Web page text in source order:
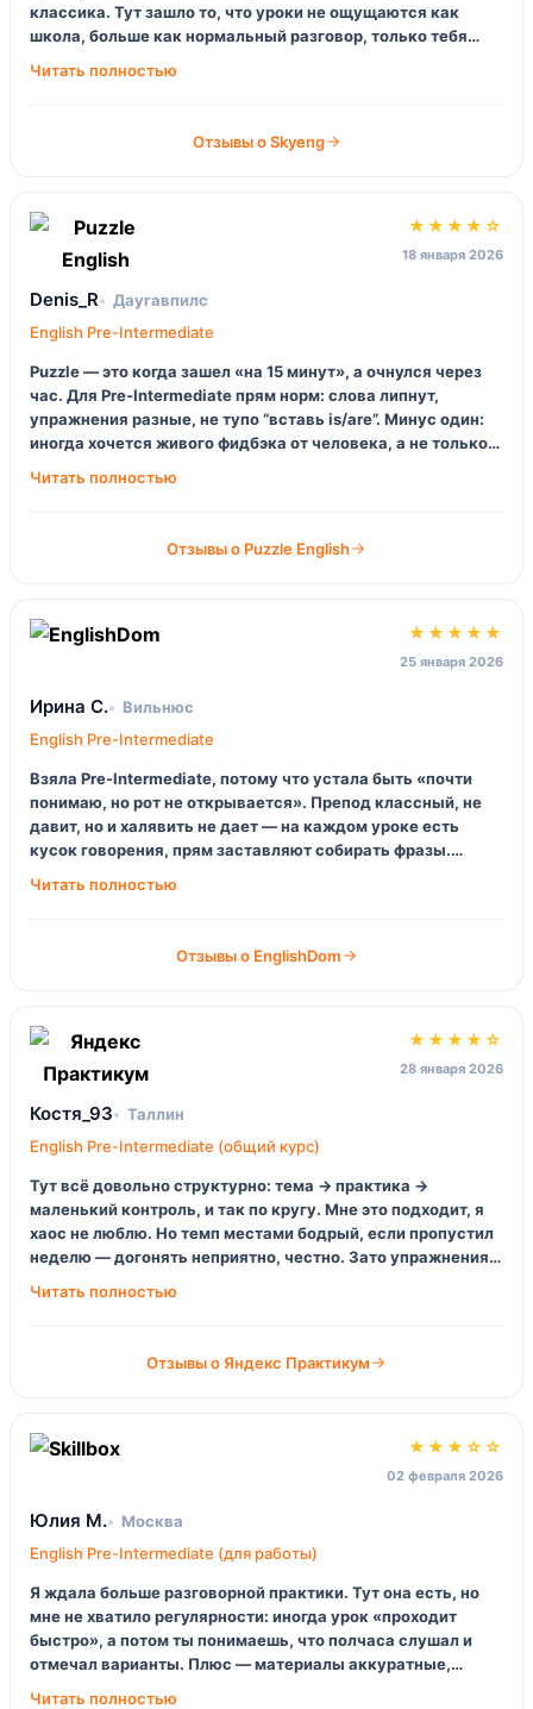
классика. Тут зашло то, что уроки не ощущаются как
школа, больше как нормальный разговор, только тебя
мягко поправляют. Платформа удобная, домашка
Отзывы о Skyeng
★★★★☆
18 января 2026
Denis_R
Даугавпилс
English Pre-Intermediate
Puzzle — это когда зашел «на 15 минут», а очнулся через
час. Для Pre-Intermediate прям норм: слова липнут,
упражнения разные, не тупо “вставь is/are”. Минус один:
иногда хочется живого фидбэка от человека, а не только
автопроверку. Но как ежедневная рутина — топ.
Отзывы о Puzzle English
★★★★★
25 января 2026
Ирина С.
Вильнюс
English Pre-Intermediate
Взяла Pre-Intermediate, потому что устала быть «почти
понимаю, но рот не открывается». Препод классный, не
давит, но и халявить не дает — на каждом уроке есть
кусок говорения, прям заставляют собирать фразы.
Иногда бесит, что приходится думать быстро, зато потом
Отзывы о EnglishDom
★★★★☆
28 января 2026
Костя_93
Таллин
English Pre-Intermediate (общий курс)
Тут всё довольно структурно: тема → практика →
маленький контроль, и так по кругу. Мне это подходит, я
хаос не люблю. Но темп местами бодрый, если пропустил
неделю — догонять неприятно, честно. Зато упражнения
не «детсад», нормальные ситуации.
Отзывы о Яндекс Практикум
★★★☆☆
02 февраля 2026
Юлия М.
Москва
English Pre-Intermediate (для работы)
Я ждала больше разговорной практики. Тут она есть, но
мне не хватило регулярности: иногда урок «проходит
быстро», а потом ты понимаешь, что полчаса слушал и
отмечал варианты. Плюс — материалы аккуратные,
можно повторять, удобно. Минус — куратор отвечал не